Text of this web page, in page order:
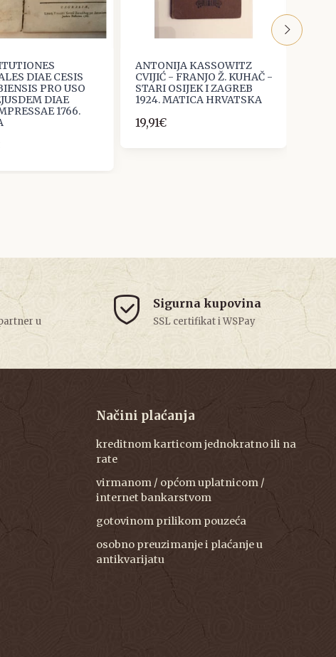
DIAE CESIS
PRO USO
DIAE
1766.
ANTONIJA KASSOWITZ
CVIJIĆ - FRANJO Ž. KUHAČ -
STARI OSIJEK I ZAGREB
1924. MATICA HRVATSKA
19,91€
u
Sigurna kupovina
SSL certifikat i WSPay
Načini plaćanja
kreditnom karticom jednokratno ili na
rate
virmanom / općom uplatnicom /
internet bankarstvom
gotovinom prilikom pouzeća
osobno preuzimanje i plaćanje u
antikvarijatu